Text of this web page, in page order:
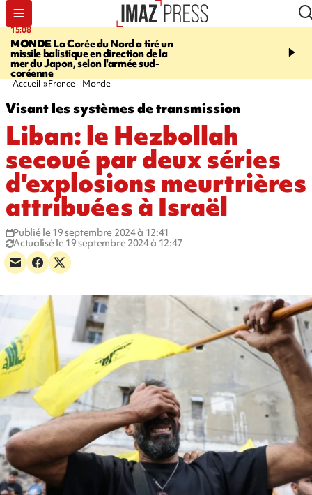
15:08
MONDELa Corée du Nord a tiré un
missile balistique en direction de la
mer du Japon, selon l'armée sud-
coréenne
17:24
est rouvert à la
Accueil France - Monde
Visant les systèmes de transmission
Liban: le Hezbollah
secoué par deux séries
d'explosions meurtrières
attribuées à Israël
Publié le 19 septembre 2024 à 12:41
Actualisé le 19 septembre 2024 à 12:47